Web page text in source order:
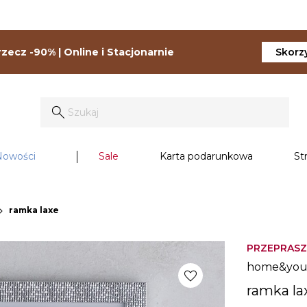
-90% | Online i Stacjonarnie
Sale Karta podarunkowa
ramka laxe
home&you
ramka
favorite